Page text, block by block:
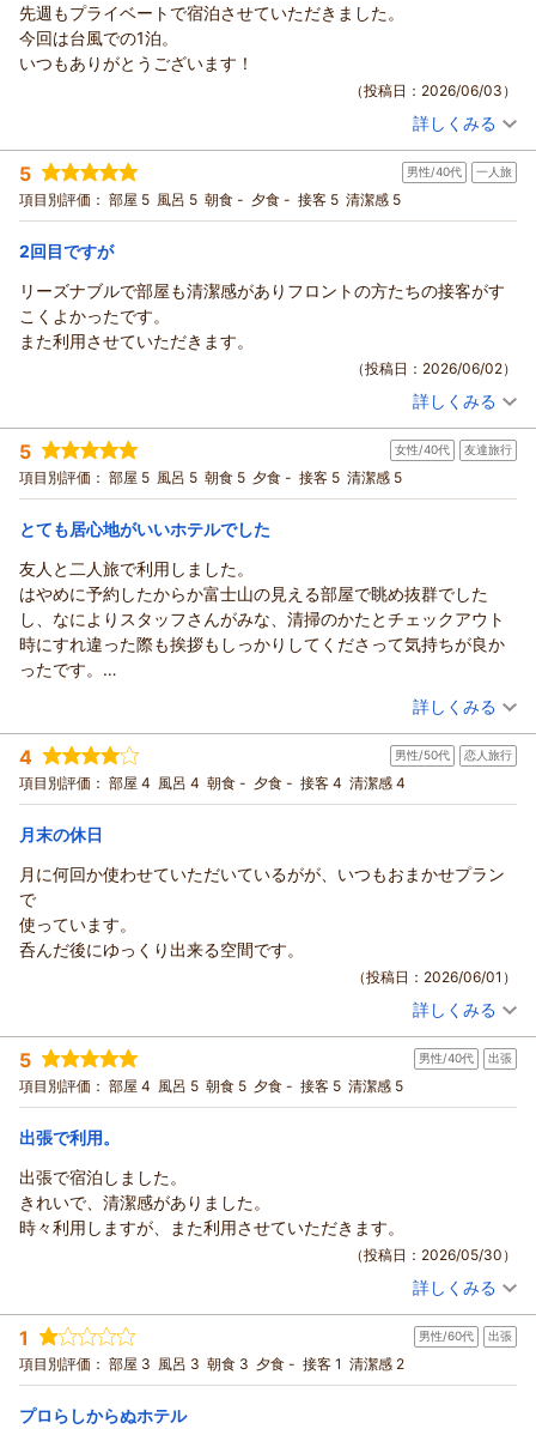
沼津ならではの新鮮な「鯵のお刺身」、出来立て熱々の「鯵フ
ライ」や「干物」は、多くのお客様からご好評をいただいてい
る自慢のメニューです。ご自身で仕上げていただく「静岡タル
タル」も、お嬢様とご一緒に楽しく美味しく召し上がっていた
だけたようで、調理スタッフも大変喜んでおります。
ぜひまた、美味しいお魚を食べに、そしてお嬢様との思い出を
作りに沼津へお越しください。
またのご来館を、スタッフ一同心よりお待ち申し上げておりま
す。
フロント 志食
ココチホテル沼津からの返信
sige 様
この度は2回目のご宿泊、誠にありがとうございました。
また当館をお選びいただきましたこと、心より御礼申し上げま
朝食につきましては、ご飯の硬さやカレーの塩加減、しじみ汁
のお味について貴重なご意見をお寄せいただきありがとうござ
います。いただいたお声は調理担当とも共有し、よりご満足い
ただける朝食をご提供できるよう改善に努めてまいります。
また、お部屋のシャワーにつきましてもご不便をおかけし申し
早急に設備の状態を確認し、快適にご利用いただけるよう対応
いたします。
そのような中でも、お部屋の清潔感やスタッフの対応について
お褒めのお言葉をいただき、大変嬉し拝読いたしました。雨の
日のご滞在でも安心してお過ごしいただけたご様子に、スタッ
フ一同励みになっております。
今後もより快適にお過ごしいただけるホテルを目指してまいり
ますので、ぜひまたお越しくださいませ。スタッフ一同、心よ
りお待ちしております。
この度はご投稿いただき、誠にありがとうございました。
先週もプライベートで宿泊させていただきました。
今回は台風での1泊。
いつもありがとうございます！
（投稿日：2026/06/03）
投稿者： atuoさん(男性/50代)
宿泊プラン： 〔素泊り〕〔喫煙〕ユニバーサルデザインルーム 1室限定
ツイン 食事なし
宿泊価格帯： 5,001～6,000円(大人一人あたり/税込)
atuo 様
この度もご宿泊いただき、誠にありがとうございます。
先週に続き、再びお越しいただけたことを大変嬉しく思ってお
ります。今回は台風の中でのご滞在となりましたが、当館で少
しでも快適にお過ごしいただけておりましたら幸いです。
いつも温かいご愛顧をいただき、心より感謝申し上げます。今
後も安心してお寛ぎいただける宿を目指してまいりますので、
またお会いできる日をスタッフ一同楽しみにしております。
この度はご投稿ありがとうございました。
フロント 志食
詳しくみる
5 男性/40代 一人旅
項目別評価： 部屋 5 風呂 5 朝食 - 夕食 - 接客 5 清潔感 5
2回目ですが
リーズナブルで部屋も清潔感がありフロントの方たちの接客がす
こくよかったです。
また利用させていただきます。
（投稿日：2026/06/02）
投稿者： まーさん(男性/40代)
宿泊プラン： 〔素泊り〕素足でくつろげるリラックスダブル シングルユー
ス（眺望なし）
ダブル 食事なし
宿泊価格帯： 7,001～8,000円(大人一人あたり/税込)
まー様
この度はご宿泊いただき、また温かい口コミをお寄せいただき
誠にありがとうございます。
リーズナブルな料金やお部屋の清潔感、そしてフロントスタッ
フの接客についてお褒めの言葉をいただき、大変嬉しく拝見い
たしました。スタッフ一同、お客様に快適にお過ごしいただけ
るよう努めておりますので、このようなお言葉は何よりの励み
になります。
お客様のまたのお越しを心よりお待ちしております。
フロント ギトマ-
詳しくみる
5 女性/40代 友達旅行
項目別評価： 部屋 5 風呂 5 朝食 5 夕食 - 接客 5 清潔感 5
とても居心地がいいホテルでした
友人と二人旅で利用しました。
はやめに予約したからか富士山の見える部屋で眺め抜群でした
し、なによりスタッフさんがみな、清掃のかたとチェックアウト
時にすれ違った際も挨拶もしっかりしてくださって気持ちが良か
ったです。
受付時に横にあるおしぼりサービスも少し暑くなってきた季節に
料理もとてもおいしく、朝ビュッフェ利用で本当によかったなー
と思いました。おかげでここで朝ごはんとして鯵をしっかり楽し
めたのでその後の観光ではそれ以外を満喫できました！
かったです。たくさんの種類があるビュッフェより、ひとつひと
つが美味しくて、食後にコーヒーを部屋に持ち込める使い捨てカ
ップがあるのがとても素晴らしいと思いました。お腹いっぱいた
べて、でもコーヒーのみたいなー、とおもったときに部屋に持ち
込めて、少しゆっくり過ごしてから飲めたおかげですぐチェック
アウトすることなく、食後タイムを部屋でゆっくり過ごせまし
（投稿日：2026/06/01）
宿泊時期： 2026年05月宿泊 (友達旅行)
投稿者： あすさん(女性/40代)
宿泊プラン： 【じゃらんスペシャルウィーク】〔朝食付〕素足でくつろげる
リラックスツイン
ツイン 朝のみ
宿泊価格帯：
ココチホテル沼津からの返信
あす様
この度はご宿泊いただき、また心温まるご感想をお寄せいただ
き誠にありがとうございます。
富士山をご覧いただけるお部屋でのご滞在をお楽しみいただけ
たとのこと、大変嬉しく拝読いたしました。また、フロントス
タッフだけでなく清掃スタッフへのお褒めのお言葉まで頂戴
し、スタッフ一同大きな励みとなっております。ご滞在中に気
持ちよくお過ごしいただけたことが何よりでございます。
受付横のおしぼりサービスにつきましても、お役に立てたよう
で嬉しく存じます。これからの季節も快適にお過ごしいただけ
朝食ビュッフェにつきましても、鯵や煮物をはじめ、お料理を
お楽しみいただけたとのこと、大変光栄です。一品一品の美味
しさや品数のバランス、さらにはお部屋でゆっくりコーヒーを
お召し上がりいただけるサービスまでご評価いただき、スタッ
フにとって何より嬉しいお言葉でございます。ご朝食後のお時
間をお部屋でゆったりとお過ごしいただけたご様子が伝わり、
私どもも大変嬉しく感じております。
スタッフ一同、再びお会いできます日を心よりお待ちしており
ます。
フロント ギトマ-
詳しくみる
4 男性/50代 恋人旅行
項目別評価： 部屋 4 風呂 4 朝食 - 夕食 - 接客 4 清潔感 4
月末の休日
月に何回か使わせていただいているがが、いつもおまかせプラン
で
使っています。
呑んだ後にゆっくり出来る空間です。
（投稿日：2026/06/01）
投稿者： atuoさん(男性/50代)
宿泊プラン： 〔素泊り〕部屋指定なし ～ベストレート～〔16平米以上確
約〕（眺望なし）
その他 食事なし
宿泊価格帯： 4,001～5,000円(大人一人あたり/税込)
atuo 様
いつも当館をご利用いただき、誠にありがとうございます。
月に何度もご利用いただいているとのこと、スタッフ一同大変
嬉しく思っております。また、おまかせプランをお気に召して
ご滞在中は、お酒を楽しまれた後にゆっくりとお寛ぎいただけ
ているとのお言葉を頂戴し、大変光栄です。これからも皆様に
快適にお過ごしいただける空間づくりに努めてまいります。
今後ともご愛顧のほどよろしくお願いいたします。またのお越
しを心よりお待ちしております。
詳しくみる
5 男性/40代 出張
項目別評価： 部屋 4 風呂 5 朝食 5 夕食 - 接客 5 清潔感 5
出張で利用。
出張で宿泊しました。
きれいで、清潔感がありました。
時々利用しますが、また利用させていただきます。
（投稿日：2026/05/30）
投稿者： レオさん(男性/40代)
宿泊プラン： 〔朝食付き〕素足でくつろげるリラックスダブル シングルユ
ース（眺望なし）
ダブル 朝のみ
宿泊価格帯： 8,001～9,000円(大人一人あたり/税込)
詳しくみる
1 男性/60代 出張
項目別評価： 部屋 3 風呂 3 朝食 3 夕食 - 接客 1 清潔感 2
プロらしからぬホテル